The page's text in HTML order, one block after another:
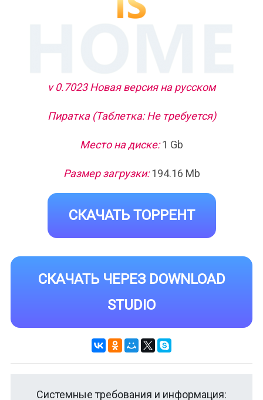
v 0.7023 Новая версия на русском
Пиратка (Таблетка: Не требуется)
Место на диске:1 Gb
Размер загрузки:194.16 Mb
СКАЧАТЬ ТОРРЕНТ
СКАЧАТЬ ЧЕРЕЗ DOWNLOAD
STUDIO
Системные требования и информация: